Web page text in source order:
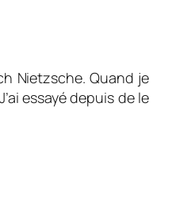
Nietzsche. Quand je
essayé depuis de le